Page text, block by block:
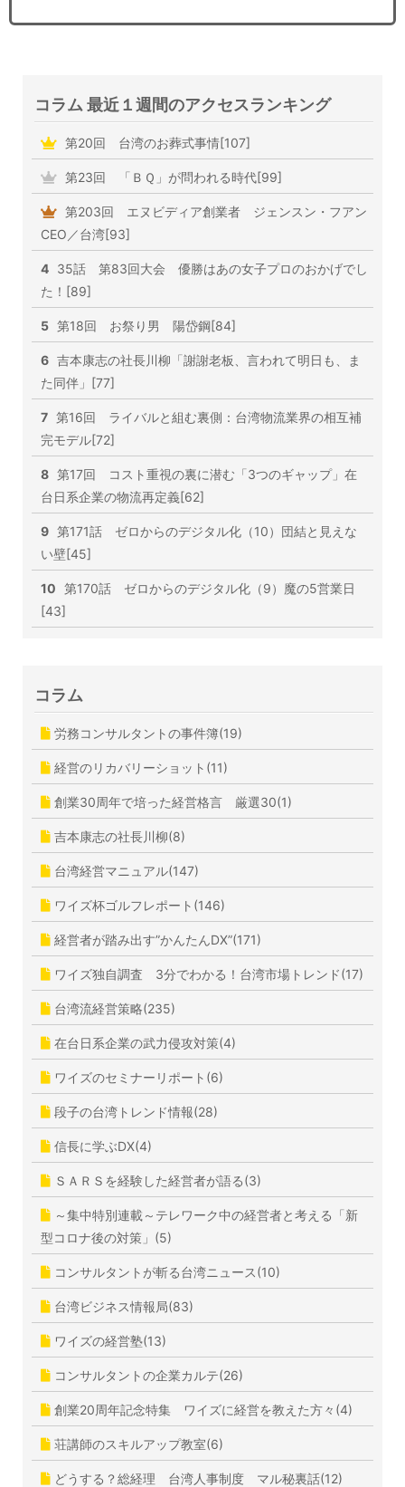
コラム 最近１週間のアクセスランキング
第20回 台湾のお葬式事情[107]
第23回 「ＢＱ」が問われる時代[99]
第203回 エヌビディア創業者 ジェンスン・フアン
CEO／台湾[93]
4 35話 第83回大会 優勝はあの女子プロのおかげでし
た！[89]
5 第18回 お祭り男 陽岱鋼[84]
6 吉本康志の社長川柳「謝謝老板、言われて明日も、ま
た同伴」[77]
7 第16回 ライバルと組む裏側：台湾物流業界の相互補
完モデル[72]
8 第17回 コスト重視の裏に潜む「3つのギャップ」在
台日系企業の物流再定義[62]
9 第171話 ゼロからのデジタル化（10）団結と見えな
い壁[45]
10 第170話 ゼロからのデジタル化（9）魔の5営業日
[43]
コラム
労務コンサルタントの事件簿(19)
経営のリカバリーショット(11)
創業30周年で培った経営格言 厳選30(1)
吉本康志の社長川柳(8)
台湾経営マニュアル(147)
ワイズ杯ゴルフレポート(146)
経営者が踏み出す”かんたんDX”(171)
ワイズ独自調査 3分でわかる！台湾市場トレンド(17)
台湾流経営策略(235)
在台日系企業の武力侵攻対策(4)
ワイズのセミナーリポート(6)
段子の台湾トレンド情報(28)
信長に学ぶDX(4)
ＳＡＲＳを経験した経営者が語る(3)
～集中特別連載～テレワーク中の経営者と考える「新
型コロナ後の対策」(5)
コンサルタントが斬る台湾ニュース(10)
台湾ビジネス情報局(83)
ワイズの経営塾(13)
コンサルタントの企業カルテ(26)
創業20周年記念特集 ワイズに経営を教えた方々(4)
荘講師のスキルアップ教室(6)
どうする？総経理 台湾人事制度 マル秘裏話(12)